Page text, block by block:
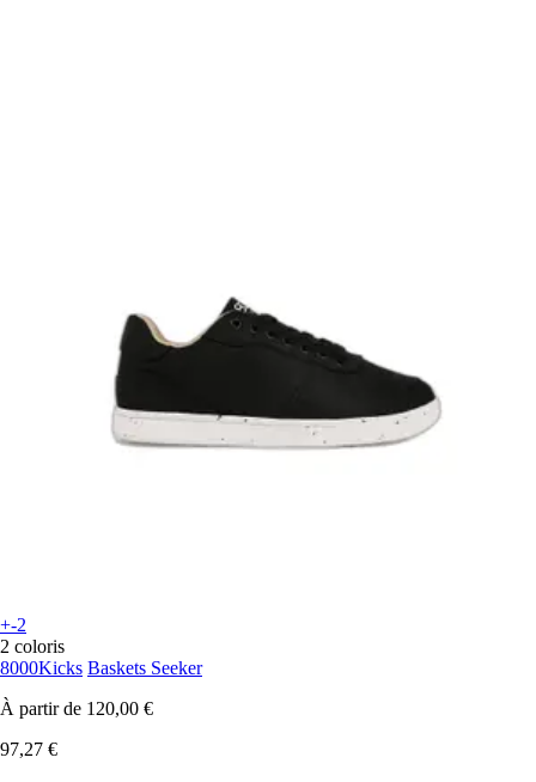
+-2
2 coloris
8000Kicks Baskets Seeker
À partir de 120,00 €
97,27 €